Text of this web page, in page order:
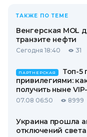
ТАКЖЕ ПО ТЕМЕ
Венгерская MOL
транзите нефти
Сегодня 18:40 31
ПАРТНЕРСКАЯ
Топ-5
привилегиями:
получить ныне
07.08 06:50 8999
Украина прошла
отключений